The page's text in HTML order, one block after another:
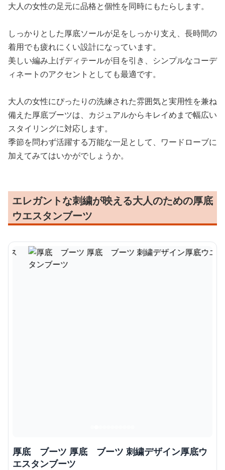
大人の女性の足元に品格と個性を同時にもたらします。
しっかりとした厚底ソールが足をしっかり支え、長時間の
着用でも疲れにくい設計になっています。
美しい編み上げディテールが目を引き、シンプルなコーデ
ィネートのアクセントとしても最適です。
大人の女性にぴったりの洗練された雰囲気と実用性を兼ね
備えた厚底ブーツは、カジュアルからキレイめまで幅広い
スタイリングに対応します。
季節を問わず活躍する万能な一足として、ワードローブに
加えてみてはいかがでしょうか。
エレガントな刺繍が映える大人のための厚底
ウエスタンブーツ
厚底 ブーツ 厚底 ブーツ 刺繍デザイン厚底ウ
エスタンブーツ